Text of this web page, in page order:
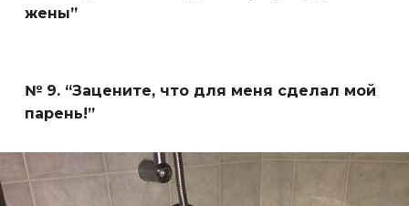
жены”
№ 9. “Зацените, что для меня сделал мой
парень!”